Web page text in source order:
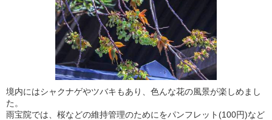
境内にはシャクナゲやツバキもあり、色んな花の風景が楽しめまし
た。
雨宝院では、桜などの維持管理のためにをパンフレット(100円)など